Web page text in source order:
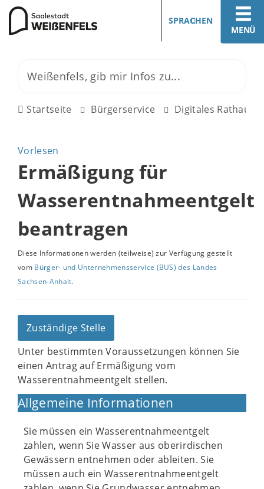
MENÜ
SPRACHEN
Startseite Bürgerservice Digitales Rathaus
Vorlesen
Ermäßigung für
Wasserentnahmeentgelt
beantragen
Diese Informationen werden (teilweise) zur Verfügung gestellt
vom Bürger- und Unternehmensservice (BUS) des Landes
Sachsen-Anhalt.
Zuständige Stelle
Unter bestimmten Voraussetzungen können Sie
einen Antrag auf Ermäßigung vom
Wasserentnahmeentgelt stellen.
Allgemeine Informationen
Sie müssen ein Wasserentnahmeentgelt
zahlen, wenn Sie Wasser aus oberirdischen
Gewässern entnehmen oder ableiten. Sie
müssen auch ein Wasserentnahmeentgelt